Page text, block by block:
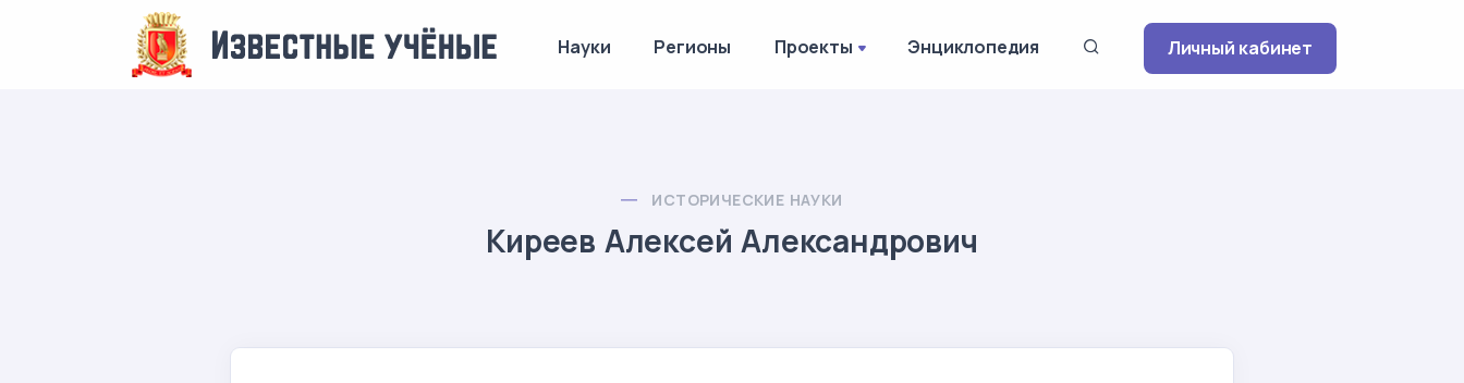
Науки Регионы Проекты Энциклопедия Личный кабинет
ИСТОРИЧЕСКИЕ НАУКИ
Киреев Алексей Александрович